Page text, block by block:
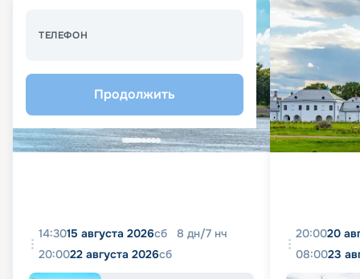
ТЕЛЕФОН
Продолжить
14:3015 августа 2026сб 8 дн/7 нч
20:0022 августа 2026сб
20:0020
08:0023